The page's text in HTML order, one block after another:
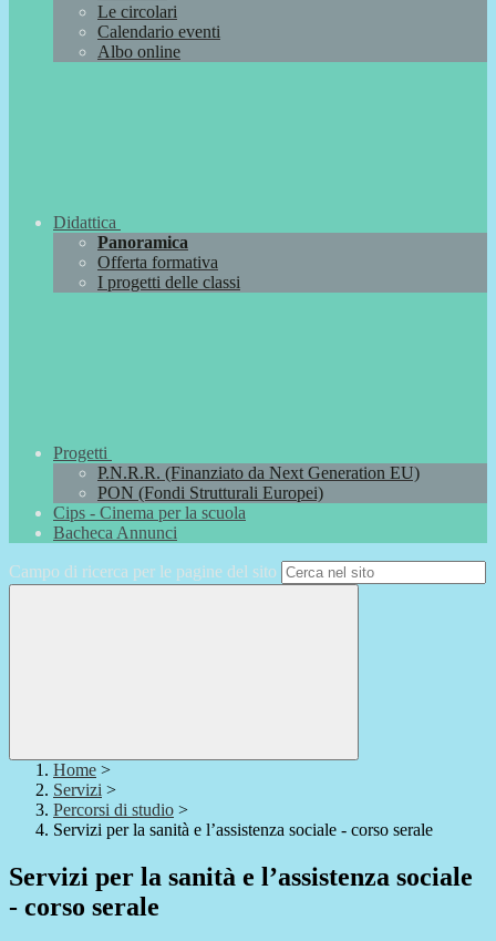
Le circolari
Calendario eventi
Albo online
Didattica
Panoramica
Offerta formativa
I progetti delle classi
Progetti
P.N.R.R. (Finanziato da Next Generation EU)
PON (Fondi Strutturali Europei)
Cips - Cinema per la scuola
Bacheca Annunci
Campo di ricerca per le pagine del sito
Home >
Servizi >
Percorsi di studio >
Servizi per la sanità e l’assistenza sociale - corso serale
Servizi per la sanità e l’assistenza sociale
- corso serale